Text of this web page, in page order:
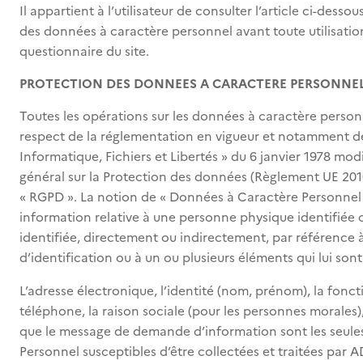
Il appartient à l’utilisateur de consulter l’article ci-
des données à caractère personnel avant toute
questionnaire du site.
PROTECTION DES DONNEES A CARACTERE
Toutes les opérations sur les données à caractère
respect de la réglementation en vigueur et notamment
Informatique, Fichiers et Libertés » du 6 janvier 1978
général sur la Protection des données (Règlement UE
« RGPD ». La notion de « Données à Caractère
information relative à une personne physique identifiée
identifiée, directement ou indirectement, par référence
d’identification ou à un ou plusieurs éléments qui lui
L’adresse électronique, l’identité (nom, prénom), la
téléphone, la raison sociale (pour les personnes
que le message de demande d’information sont les
Personnel susceptibles d’être collectées et traitées par